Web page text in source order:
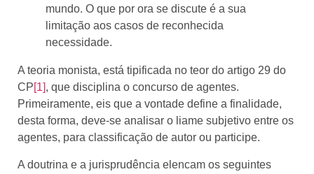
mundo. O que por ora se discute é a sua
limitação aos casos de reconhecida
necessidade.
A teoria monista, está tipificada no teor do artigo 29 do
CP[1], que disciplina o concurso de agentes.
Primeiramente, eis que a vontade define a finalidade,
desta forma, deve-se analisar o liame subjetivo entre os
agentes, para classificação de autor ou participe.
A doutrina e a jurisprudência elencam os seguintes